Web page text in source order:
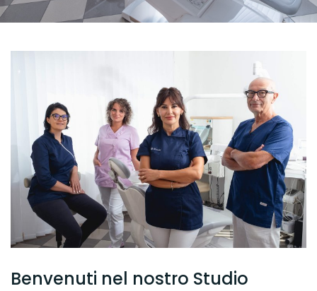
Benvenuti nel nostro Studio